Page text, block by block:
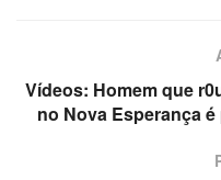
Vídeos: Homem que
no Nova Esperança